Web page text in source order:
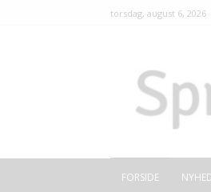
torsdag, august 6, 2026
FORSIDE